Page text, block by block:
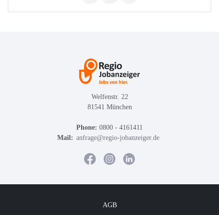
Welfenstr. 22
81541 München
Phone: 0800 - 4161411
Mail: anfrage@regio-jobanzeiger.de
AGB